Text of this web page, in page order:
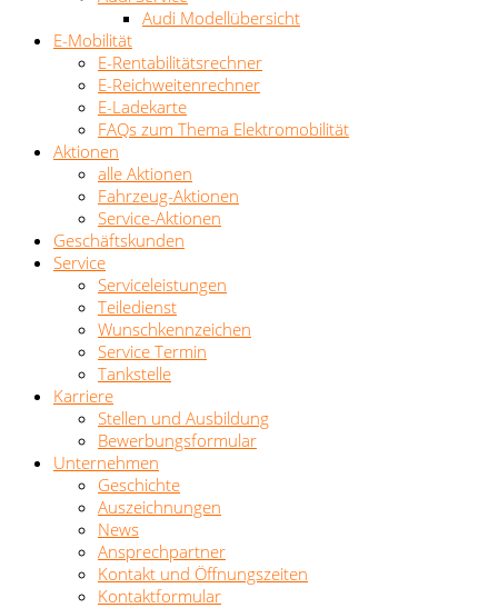
Audi Modellübersicht
E-Mobilität
E-Rentabilitätsrechner
E-Reichweitenrechner
E-Ladekarte
FAQs zum Thema Elektromobilität
Aktionen
alle Aktionen
Fahrzeug-Aktionen
Service-Aktionen
Geschäftskunden
Service
Serviceleistungen
Teiledienst
Wunschkennzeichen
Service Termin
Tankstelle
Karriere
Stellen und Ausbildung
Bewerbungsformular
Unternehmen
Geschichte
Auszeichnungen
News
Ansprechpartner
Kontakt und Öffnungszeiten
Kontaktformular